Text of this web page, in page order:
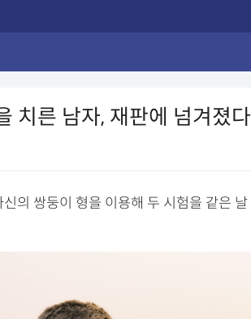
치른 남자, 재판에 넘겨졌다
의 쌍둥이 형을 이용해 두 시험을 같은 날